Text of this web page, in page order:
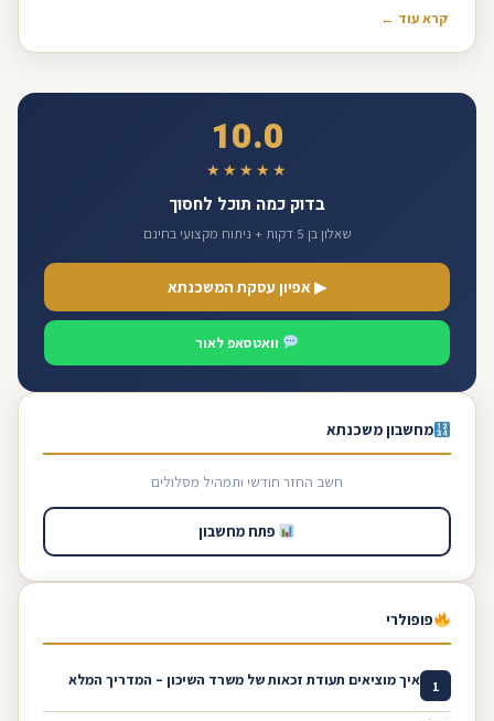
קרא עוד ←
10.0
★★★★★
בדוק כמה תוכל לחסוך
שאלון בן 5 דקות + ניתוח מקצועי בחינם
▶ אפיון עסקת המשכנתא
וואטסאפ לאור
מחשבון משכנתא
חשב החזר חודשי ותמהיל מסלולים
פתח מחשבון
פופולרי
1 איך מוציאים תעודת זכאות של משרד השיכון – המדריך המלא